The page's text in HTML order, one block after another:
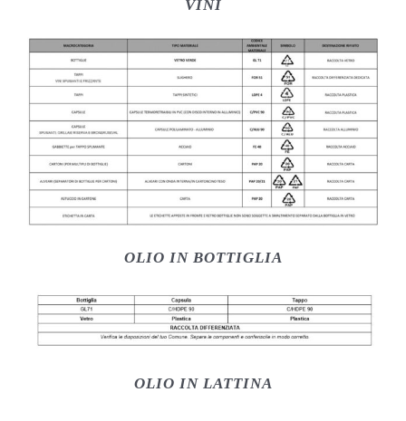
VINI
OLIO IN BOTTIGLIA
OLIO IN LATTINA